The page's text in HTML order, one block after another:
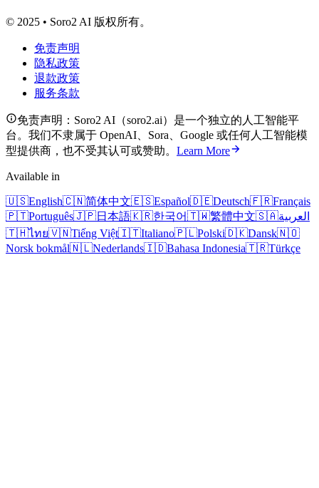
© 2025 • Soro2 AI 版权所有。
免责声明
隐私政策
退款政策
服务条款
免责声明：Soro2 AI（soro2.ai）是一个独立的人工智能平
台。我们不隶属于 OpenAI、Sora、Google 或任何人工智能模
型提供商，也不受其认可或赞助。 Learn More
Available in
🇺🇸English🇨🇳简体中文🇪🇸Español🇩🇪Deutsch🇫🇷Français
🇵🇹Português🇯🇵日本語🇰🇷한국어🇹🇼繁體中文🇸🇦العربية
🇹🇭ไทย🇻🇳Tiếng Việt🇮🇹Italiano🇵🇱Polski🇩🇰Dansk🇳🇴
Norsk bokmål🇳🇱Nederlands🇮🇩Bahasa Indonesia🇹🇷Türkçe